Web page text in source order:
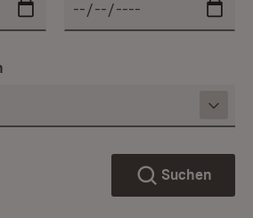
Suchen